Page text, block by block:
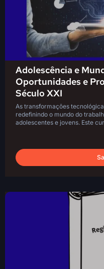
Adolescência e
Oportunidades e
Século XXI
As transformações
redefinindo o mundo do
adolescentes e jovens. Este